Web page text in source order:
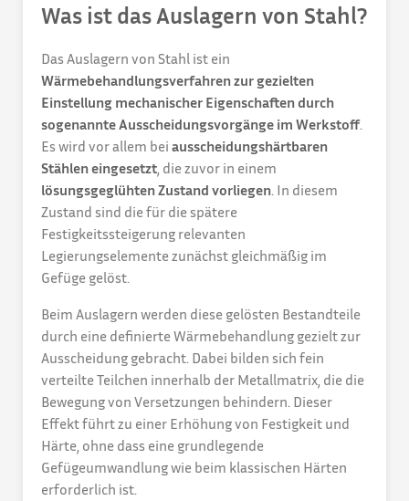
Was ist das Auslagern von Stahl?
Das Auslagern von Stahl ist ein
Wärmebehandlungsverfahren zur gezielten
Einstellung mechanischer Eigenschaften durch
sogenannte Ausscheidungsvorgänge im Werkstoff.
Es wird vor allem bei ausscheidungshärtbaren
Stählen eingesetzt, die zuvor in einem
lösungsgeglühten Zustand vorliegen. In diesem
Zustand sind die für die spätere
Festigkeitssteigerung relevanten
Legierungselemente zunächst gleichmäßig im
Gefüge gelöst.
Beim Auslagern werden diese gelösten Bestandteile
durch eine definierte Wärmebehandlung gezielt zur
Ausscheidung gebracht. Dabei bilden sich fein
verteilte Teilchen innerhalb der Metallmatrix, die die
Bewegung von Versetzungen behindern. Dieser
Effekt führt zu einer Erhöhung von Festigkeit und
Härte, ohne dass eine grundlegende
Gefügeumwandlung wie beim klassischen Härten
erforderlich ist.